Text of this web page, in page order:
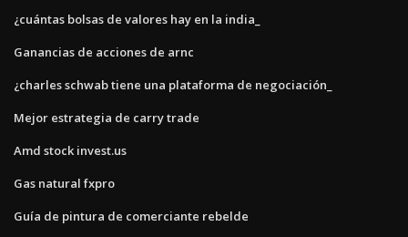
¿cuántas bolsas de valores hay en la india_
Ganancias de acciones de arnc
¿charles schwab tiene una plataforma de negociación_
Mejor estrategia de carry trade
Amd stock invest.us
Gas natural fxpro
Guía de pintura de comerciante rebelde